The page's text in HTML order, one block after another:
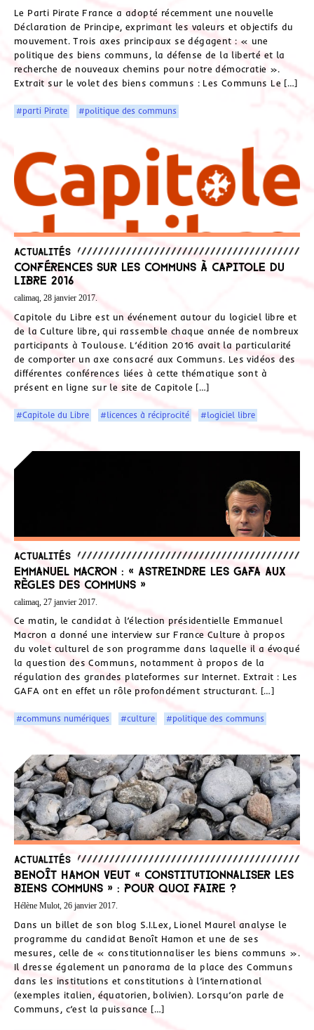
Le Parti Pirate France a adopté récemment une nouvelle
Déclaration de Principe, exprimant les valeurs et objectifs du
mouvement. Trois axes principaux se dégagent : « une
politique des biens communs, la défense de la liberté et la
recherche de nouveaux chemins pour notre démocratie ».
Extrait sur le volet des biens communs : Les Communs Le […]
#parti Pirate #politique des communs
Actualités
Conférences sur les Communs à Capitole du
Libre 2016
calimaq, 28 janvier 2017.
Capitole du Libre est un événement autour du logiciel libre et
de la Culture libre, qui rassemble chaque année de nombreux
participants à Toulouse. L’édition 2016 avait la particularité
de comporter un axe consacré aux Communs. Les vidéos des
différentes conférences liées à cette thématique sont à
présent en ligne sur le site de Capitole […]
#Capitole du Libre #licences à réciprocité #logiciel libre
Actualités
Emmanuel Macron : « Astreindre les GAFA aux
règles des Communs »
calimaq, 27 janvier 2017.
Ce matin, le candidat à l’élection présidentielle Emmanuel
Macron a donné une interview sur France Culture à propos
du volet culturel de son programme dans laquelle il a évoqué
la question des Communs, notamment à propos de la
régulation des grandes plateformes sur Internet. Extrait : Les
GAFA ont en effet un rôle profondément structurant. […]
#communs numériques #culture #politique des communs
Actualités
Benoît Hamon veut « constitutionnaliser les
biens communs » : pour quoi faire ?
Hélène Mulot, 26 janvier 2017.
Dans un billet de son blog S.I.Lex, Lionel Maurel analyse le
programme du candidat Benoît Hamon et une de ses
mesures, celle de « constitutionnaliser les biens communs ».
Il dresse également un panorama de la place des Communs
dans les institutions et constitutions à l’international
(exemples italien, équatorien, bolivien). Lorsqu’on parle de
Communs, c’est la puissance […]